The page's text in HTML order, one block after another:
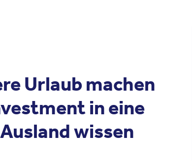
Urlaub machen
in eine
wissen